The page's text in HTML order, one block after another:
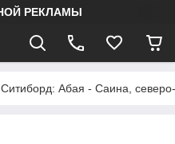
РЕКЛАМЫ
Ситиборд: Абая - Саина,